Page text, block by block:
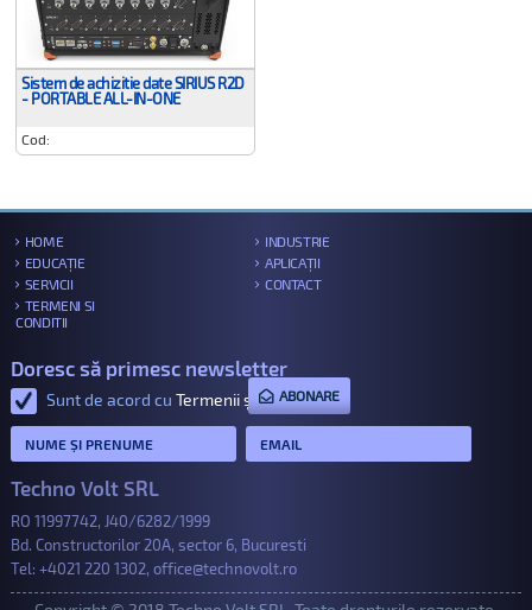
Sistem de achizitie date SIRIUS R2D
- PORTABLE ALL-IN-ONE
Cod:
HOME
INDUSTRIE
EDUCAȚIE
APLICAȚII
SERVICII
CONTACT
TERMENI SI
CONDITII
Doresc să primesc newsletter
Sunt de acord cu Termenii și condițiile.
ABONARE
Techno Volt SRL
RO 11997742, J40/6282/1999
Bd. Constructorilor 20A, sector 6, Bucuresti
Tel: +4021 220 1302, office@technovolt.ro